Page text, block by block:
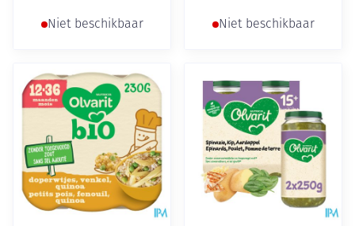
Niet beschikbaar Niet beschikbaar